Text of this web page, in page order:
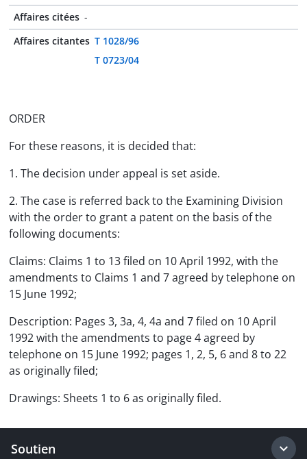
Affaires citées -
Affaires citantes T 1028/96
T 0723/04
ORDER
For these reasons, it is decided that:
1. The decision under appeal is set aside.
2. The case is referred back to the Examining Division
with the order to grant a patent on the basis of the
following documents:
Claims: Claims 1 to 13 filed on 10 April 1992, with the
amendments to Claims 1 and 7 agreed by telephone on
15 June 1992;
Description: Pages 3, 3a, 4, 4a and 7 filed on 10 April
1992 with the amendments to page 4 agreed by
telephone on 15 June 1992; pages 1, 2, 5, 6 and 8 to 22
as originally filed;
Drawings: Sheets 1 to 6 as originally filed.
Soutien